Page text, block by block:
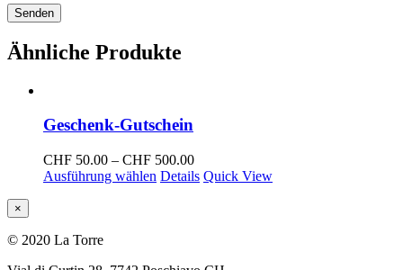
Ähnliche Produkte
Geschenk-Gutschein
CHF 50.00 – CHF 500.00Preisspanne:
CHF 50.00
Ausführung wählen Details Quick View
Close
product
quick
view
×
© 2020 La Torre